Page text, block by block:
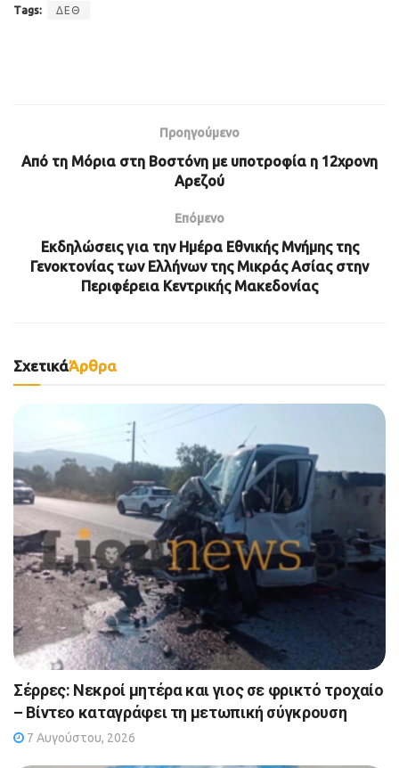
Tags: ΔΕΘ
Προηγούμενο
Από τη Μόρια στη Βοστόνη με υποτροφία η 12χρονη
Αρεζού
Επόμενο
Εκδηλώσεις για την Ημέρα Εθνικής Μνήμης της
Γενοκτονίας των Ελλήνων της Μικράς Ασίας στην
Περιφέρεια Κεντρικής Μακεδονίας
ΣχετικάΆρθρα
Σέρρες: Νεκροί μητέρα και γιος σε φρικτό τροχαίο
– Βίντεο καταγράφει τη μετωπική σύγκρουση
7 Αυγούστου, 2026